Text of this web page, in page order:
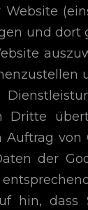
und dort
Dritte
von
der
hin, dass